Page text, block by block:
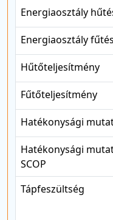
Energiaosztály
Energiaosztály fűtés
Hűtőteljesítmény
Fűtőteljesítmény
Hatékonysági
Hatékonysági
SCOP
Tápfeszültség